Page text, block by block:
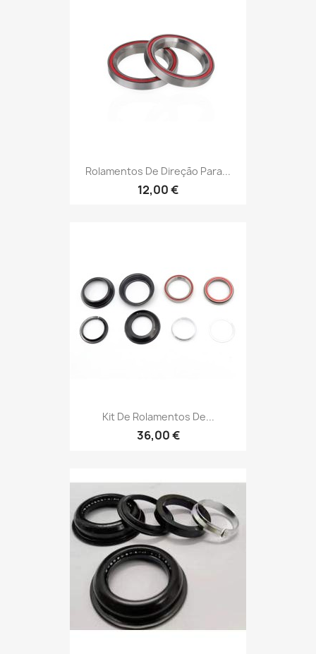
Rolamentos De Direção Para...
12,00 €
Kit De Rolamentos De...
36,00 €